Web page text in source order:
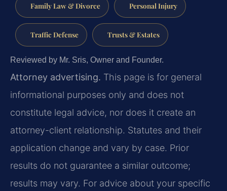
Family Law & Divorce Personal Injury
Traffic Defense Trusts & Estates
Reviewed by Mr. Sris, Owner and Founder.
Attorney advertising. This page is for general
informational purposes only and does not
constitute legal advice, nor does it create an
attorney-client relationship. Statutes and their
application change and vary by case. Prior
results do not guarantee a similar outcome;
results may vary. For advice about your specific